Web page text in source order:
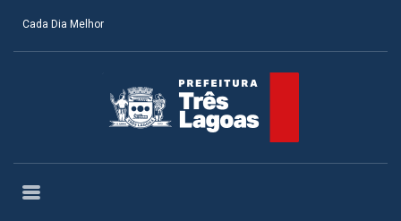
Cada Dia Melhor